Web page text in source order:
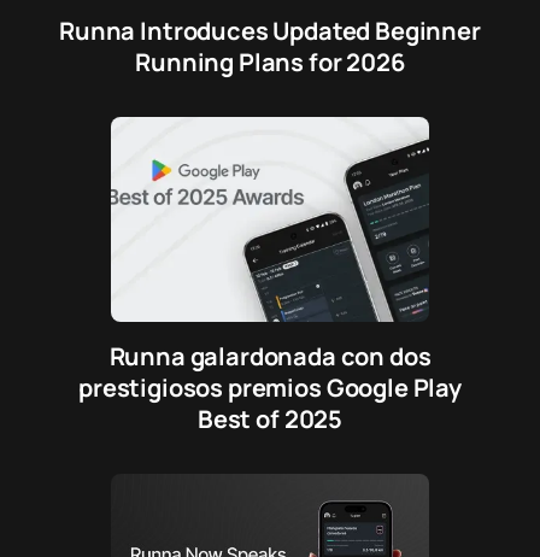
Runna Introduces Updated Beginner
Running Plans for 2026
Runna galardonada con dos
prestigiosos premios Google Play
Best of 2025